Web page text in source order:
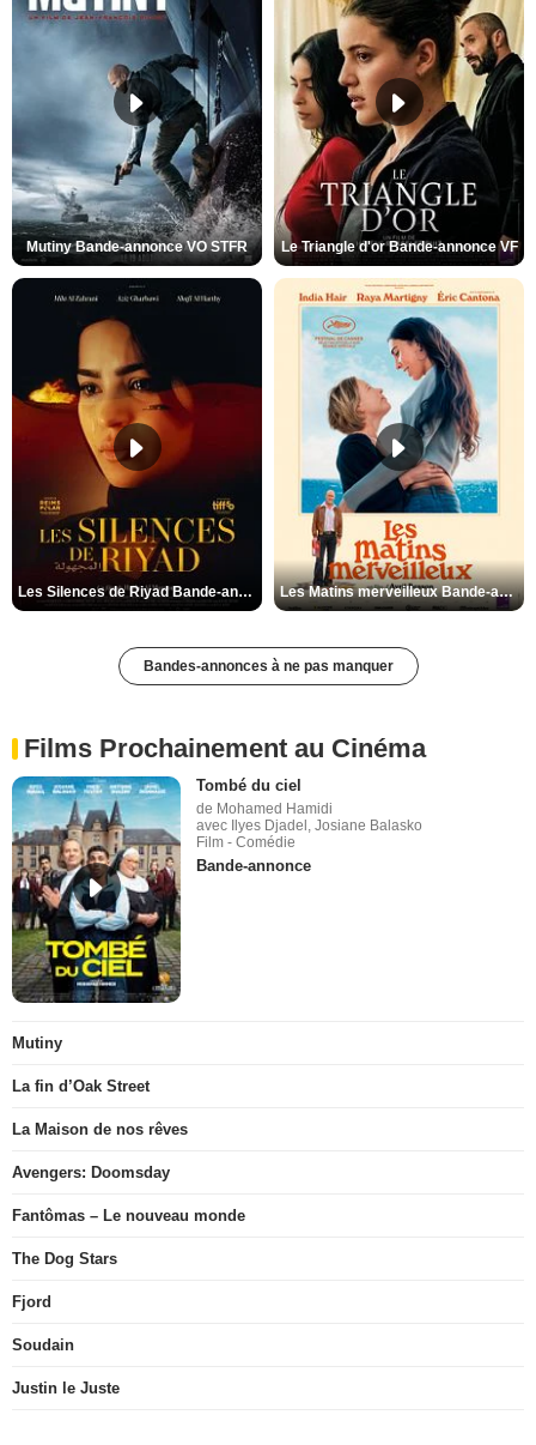
Mutiny Bande-annonce VO STFR Le Triangle d'or Bande-annonce VF
Les Silences de Riyad Bande-annonce VO STFR Les Matins merveilleux Bande-annonce VF
Bandes-annonces à ne pas manquer
Films Prochainement au Cinéma
Tombé du ciel
de Mohamed Hamidi
avec Ilyes Djadel, Josiane Balasko
Film - Comédie
Bande-annonce
Mutiny
La fin d’Oak Street
La Maison de nos rêves
Avengers: Doomsday
Fantômas – Le nouveau monde
The Dog Stars
Fjord
Soudain
Justin le Juste